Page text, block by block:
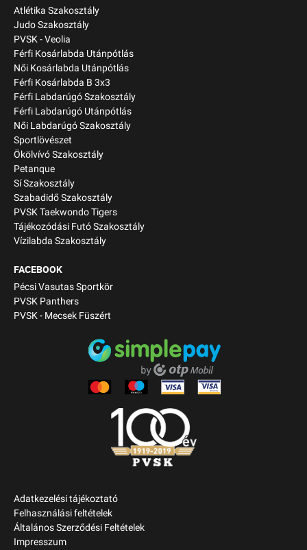
Atlétika Szakosztály
Judo Szakosztály
PVSK - Veolia
Férfi Kosárlabda Utánpótlás
Női Kosárlabda Utánpótlás
Férfi Kosárlabda B 3x3
Férfi Labdarúgó Szakosztály
Férfi Labdarúgó Utánpótlás
Női Labdarúgó Szakosztály
Sportlövészet
Ökölvívó Szakosztály
Petanque
Sí Szakosztály
Szabadidő Szakosztály
PVSK Taekwondo Tigers
Tájékozódási Futó Szakosztály
Vízilabda Szakosztály
FACEBOOK
Pécsi Vasutas Sportkör
PVSK Panthers
PVSK - Mecsek Füszért
Adatkezelési tájékoztató
Felhasználási feltételek
Általános Szerződési Feltételek
Impresszum